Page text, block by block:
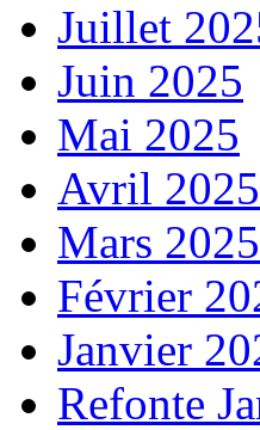
Juillet
Juin 2025
Mai 2025
Avril 2025
Mars 2025
Février
Janvier
Refonte